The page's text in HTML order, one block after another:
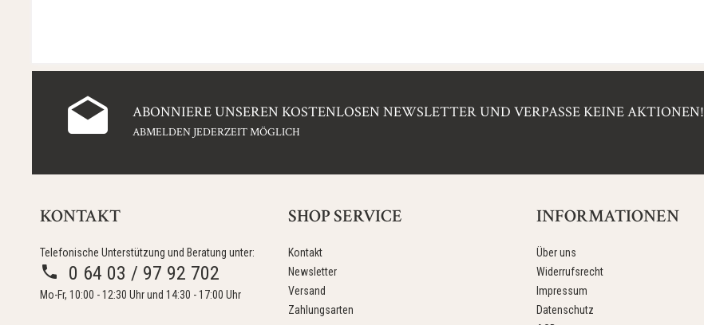
ABONNIERE UNSEREN KOSTENLOSEN NEWSLETTER UND VERPASSE KEINE AKTIONEN!
ABMELDEN JEDERZEIT MÖGLICH
KONTAKT
Telefonische Unterstützung und Beratung unter:
0 64 03 / 97 92 702
Mo-Fr, 10:00 - 12:30 Uhr und 14:30 - 17:00 Uhr
SHOP SERVICE
Kontakt
Newsletter
Versand
Zahlungsarten
INFORMATIONEN
Über uns
Widerrufsrecht
Impressum
Datenschutz